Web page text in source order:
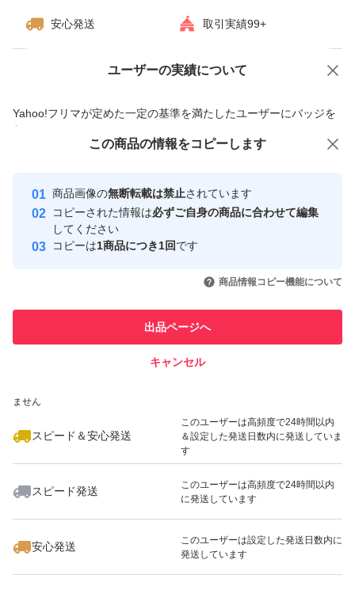
安心発送 取引実績99+
ユーザーの実績について
Yahoo!フリマが定めた一定の基準を満たしたユーザーにバッジを
付与しています
安心取引出品者
心・安全なユーザーです
取引実績
引を完了させた実績があります
での取引実績があります
ません
スピード＆安心発送
このユーザーは高頻度で24時間以内
＆設定した発送日数内に発送していま
す
スピード発送
このユーザーは高頻度で24時間以内
に発送しています
安心発送
このユーザーは設定した発送日数内に
発送しています
価格の相談 商品への質問
この商品の情報をコピーします
商品画像の無断転載は禁止されています
コピーされた情報は必ずご自身の商品に合わせて編集
してください
コピーは1商品につき1回です
商品情報コピー機能について
出品ページへ
キャンセル
この商品をみている人にオススメ
いいね！
10,277